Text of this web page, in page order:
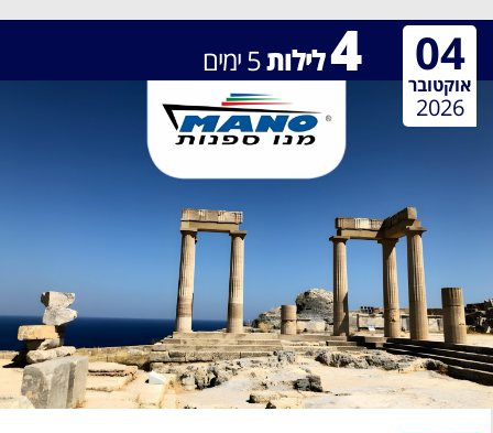
4לילות5ימים 04
אוקטובר
2026